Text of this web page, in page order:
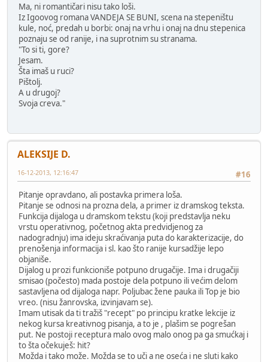
Ma, ni romantičari nisu tako loši.
Iz Igoovog romana VANDEJA SE BUNI, scena na stepeništu
kule, noć, predah u borbi: onaj na vrhu i onaj na dnu stepenica
poznaju se od ranije, i na suprotnim su stranama.
"To si ti, gore?
Jesam.
Šta imaš u ruci?
Pištolj.
A u drugoj?
Svoja creva."
ALEKSIJE D.
#16
16-12-2013, 12:16:47
Pitanje opravdano, ali postavka primera loša.
Pitanje se odnosi na prozna dela, a primer iz dramskog teksta.
Funkcija dijaloga u dramskom tekstu (koji predstavlja neku
vrstu operativnog, početnog akta predvidjenog za
nadogradnju) ima ideju skraćivanja puta do karakterizacije, do
prenošenja informacija i sl. kao što ranije kursadžije lepo
objaniše.
Dijalog u prozi funkcioniše potpuno drugačije. Ima i drugačiji
smisao (počesto) mada postoje dela potpuno ili većim delom
sastavljena od dijaloga napr. Poljubac žene pauka ili Top je bio
vreo. (nisu žanrovska, izvinjavam se).
Imam utisak da ti tražiš "recept" po principu kratke lekcije iz
nekog kursa kreativnog pisanja, a to je , plašim se pogrešan
put. Ne postoji receptura malo ovog malo onog pa ga smućkaj i
to šta očekuješ: hit?
Možda i tako može. Možda se to uči a ne oseća i ne sluti kako